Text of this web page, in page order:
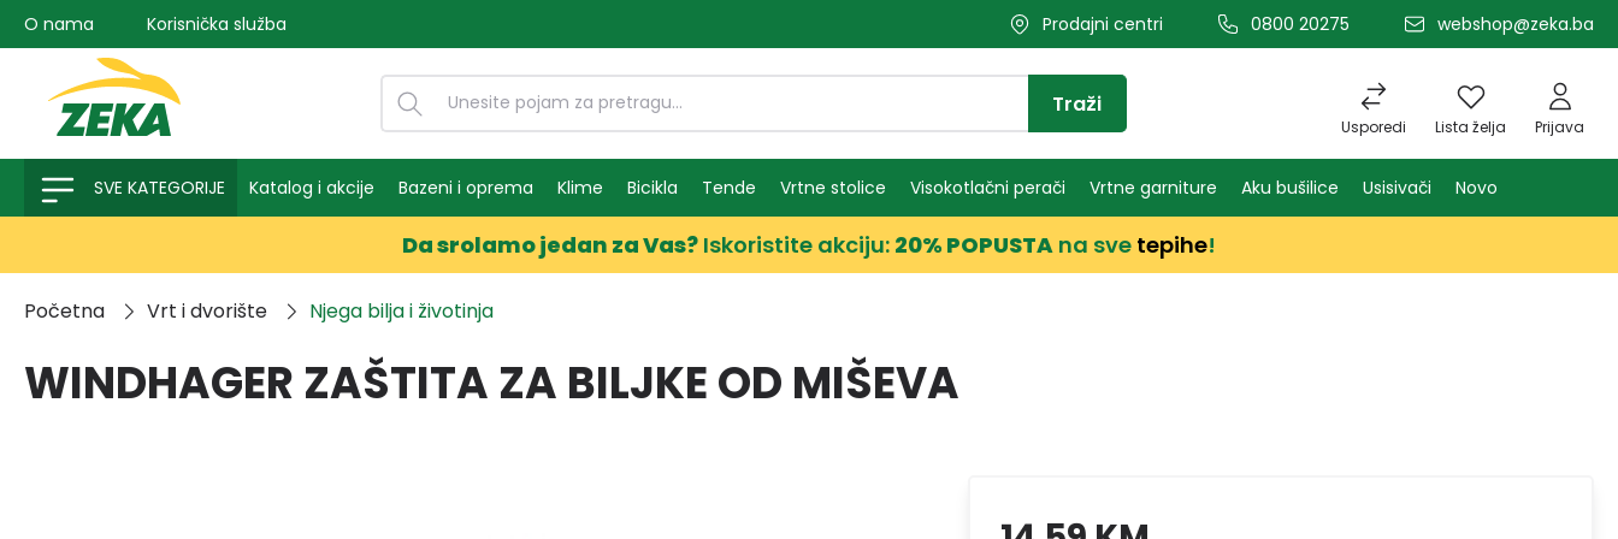
pretragu Preskoči na glavnu navigaciju
O nama Korisnička služba Prodajni centri 0800 20275 webshop@zeka.ba
Usporedi Lista želja Prijava
Traži
SVE KATEGORIJE Katalog i akcije Bazeni i oprema Klime Bicikla Tende Vrtne stolice Visokotlačni perači Vrtne garniture Aku bušilice Usisivači Novo
Da srolamo jedan za Vas? Iskoristite akciju: 20% POPUSTA na sve tepihe!
Početna Vrt i dvorište Njega bilja i životinja
WINDHAGER ZAŠTITA ZA BILJKE OD MIŠEVA